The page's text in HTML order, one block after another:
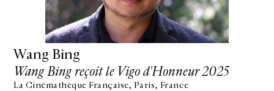
Wang Bing
Wang Bing reçoit le Vigo d'Honneur 2025
La Cinémathèque Française, Paris, France